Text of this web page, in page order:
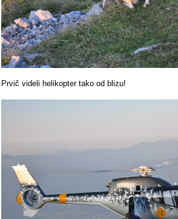
Prvič videli helikopter tako od blizu!